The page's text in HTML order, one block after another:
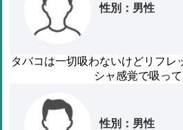
性別：男性
タバコは一切吸わないけどリフレ
シャ感覚で吸って
性別：男性